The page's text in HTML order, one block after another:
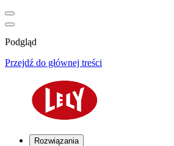
Podgląd
Przejdź do głównej treści
Rozwiązania